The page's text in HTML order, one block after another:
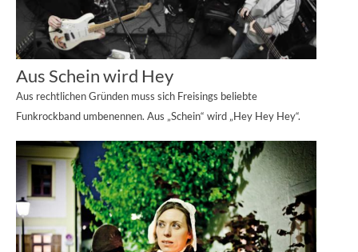
Aus Schein wird Hey
Aus rechtlichen Gründen muss sich Freisings beliebte
Funkrockband umbenennen. Aus „Schein“ wird „Hey Hey Hey“.